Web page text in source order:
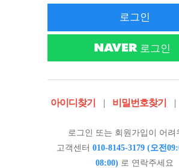
로그인
로그인
아이디찾기 | 비밀번호찾기 |
로그인 또는 회원가입이 어려
고객센터 010-8145-3179 (오전
08:00) 로 연락주세요